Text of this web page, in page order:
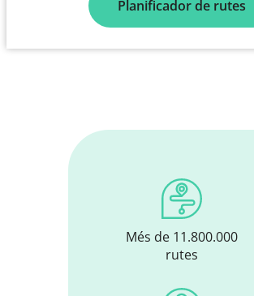
Planificador de rutes
Més de 11.800.000
rutes